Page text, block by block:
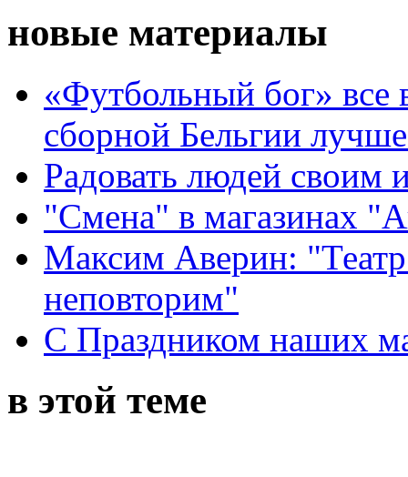
новые материалы
«Футбольный бог» все
сборной Бельгии
Радовать людей своим
"Смена" в магазинах
Максим Аверин:
неповторим"
С Праздником наших
в этой теме